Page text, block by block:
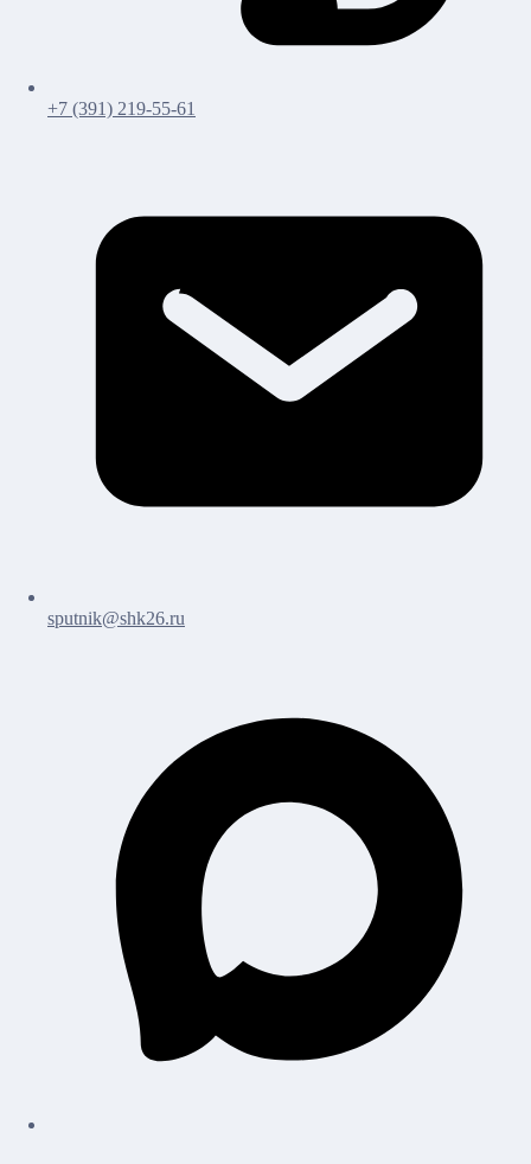
+7 (391) 219-55-61
sputnik@shk26.ru